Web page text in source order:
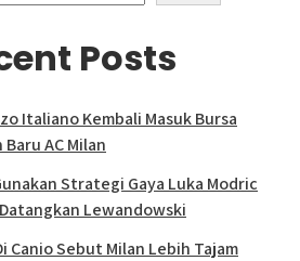
Posts
Italiano Kembali Masuk Bursa
AC Milan
Strategi Gaya Luka Modric
Lewandowski
Canio Sebut Milan Lebih Tajam